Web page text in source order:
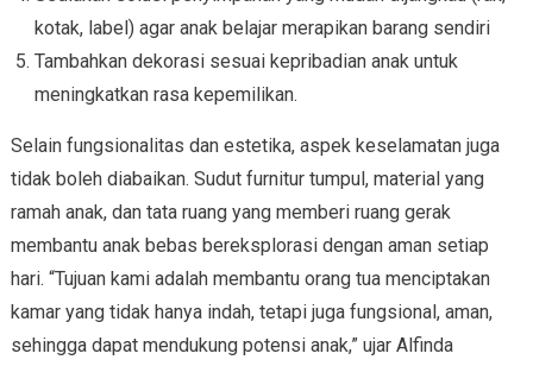
kotak, label) agar anak belajar merapikan barang sendiri
Tambahkan dekorasi sesuai kepribadian anak untuk
meningkatkan rasa kepemilikan.
Selain fungsionalitas dan estetika, aspek keselamatan juga
tidak boleh diabaikan. Sudut furnitur tumpul, material yang
ramah anak, dan tata ruang yang memberi ruang gerak
membantu anak bebas bereksplorasi dengan aman setiap
hari. “Tujuan kami adalah membantu orang tua menciptakan
kamar yang tidak hanya indah, tetapi juga fungsional, aman,
sehingga dapat mendukung potensi anak,” ujar Alfinda